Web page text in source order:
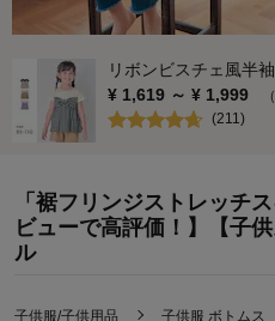
リボンビスチェ風半
¥ 1,619 ～ ¥ 1,999
(211)
「裾フリンジストレッチ
ビューで高評価！】【子
ル
子供服/子供用品 子供服 ボトムス